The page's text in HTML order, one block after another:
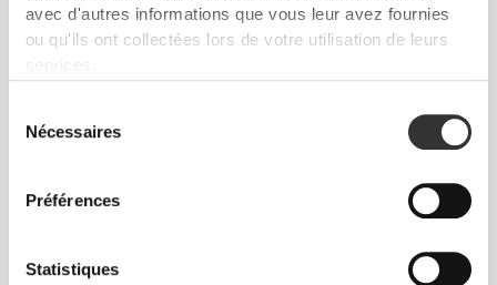
avec d'autres informations que vous leur avez fournies
ou qu'ils ont collectées lors de votre utilisation de leurs
services.
Nécessaires
Préférences
Statistiques
RevoKnitest une technologie de tricotage avancée
développée par Prozis qui crée des vêtements avec
est synonyme de haute performance,
confort maximal et respect de l'environnement.